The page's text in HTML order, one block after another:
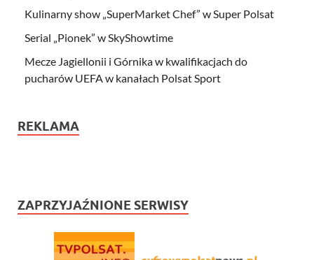
Kulinarny show „SuperMarket Chef” w Super Polsat
Serial „Pionek” w SkyShowtime
Mecze Jagiellonii i Górnika w kwalifikacjach do
pucharów UEFA w kanałach Polsat Sport
REKLAMA
ZAPRZYJAŹNIONE SERWISY